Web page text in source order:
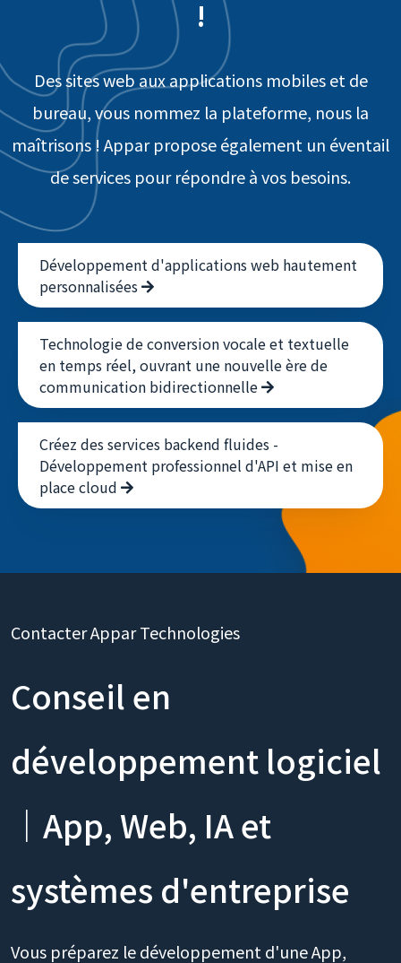
Des sites web aux applications mobiles et de
bureau, vous nommez la plateforme, nous la
maîtrisons ! Appar propose également un éventail
de services pour répondre à vos besoins.
Développement d'applications web hautement
personnalisées
Technologie de conversion vocale et textuelle
en temps réel, ouvrant une nouvelle ère de
communication bidirectionnelle
Créez des services backend fluides -
Développement professionnel d'API et mise en
développement logiciel
｜App, Web, IA et
systèmes d'entreprise